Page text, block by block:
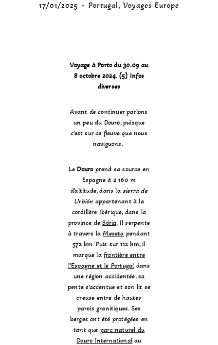
17/01/2025 Portugal, Voyages Europe
Voyage à Porto du 30.09 au
8 octobre 2024. (5) Infos
diverses
Avant de continuer parlons
un peu du Douro, puisque
c’est sur ce fleuve que nous
naviguons.
LeDouroprend sa source en
Espagne à 2 160 m
d’altitude, dans lasierra de
Urbión appartenant à la
cordillère Ibérique, dans la
province deSória. Il serpente
à travers laMeseta pendant
572 km. Puis sur 112 km, il
marque la frontière entre
l’Espagne et le Portugal dans
une région accidentée, sa
pente s’accentue et son lit se
creuse entre de hautes
parois granitiques. Ses
berges ont été protégées en
tant que parc naturel du
Douro International au